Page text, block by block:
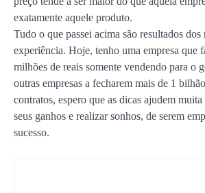
exatamente aquele produto.
Tudo o que passei acima são resultados dos
experiência. Hoje, tenho uma empresa que
milhões de reais somente vendendo para o
outras empresas a fecharem mais de 1
contratos, espero que as dicas ajudem
seus ganhos e realizar sonhos, de serem
sucesso.